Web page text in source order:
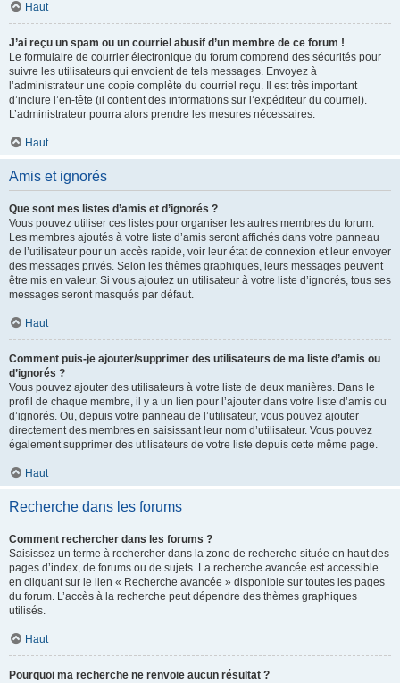
Haut
J’ai reçu un spam ou un courriel abusif d’un membre de ce forum !
Le formulaire de courrier électronique du forum comprend des sécurités pour
suivre les utilisateurs qui envoient de tels messages. Envoyez à
l’administrateur une copie complète du courriel reçu. Il est très important
d’inclure l’en-tête (il contient des informations sur l’expéditeur du courriel).
L’administrateur pourra alors prendre les mesures nécessaires.
Haut
Amis et ignorés
Que sont mes listes d’amis et d’ignorés ?
Vous pouvez utiliser ces listes pour organiser les autres membres du forum.
Les membres ajoutés à votre liste d’amis seront affichés dans votre panneau
de l’utilisateur pour un accès rapide, voir leur état de connexion et leur envoyer
des messages privés. Selon les thèmes graphiques, leurs messages peuvent
être mis en valeur. Si vous ajoutez un utilisateur à votre liste d’ignorés, tous ses
messages seront masqués par défaut.
Haut
Comment puis-je ajouter/supprimer des utilisateurs de ma liste d’amis ou
d’ignorés ?
Vous pouvez ajouter des utilisateurs à votre liste de deux manières. Dans le
profil de chaque membre, il y a un lien pour l’ajouter dans votre liste d’amis ou
d’ignorés. Ou, depuis votre panneau de l’utilisateur, vous pouvez ajouter
directement des membres en saisissant leur nom d’utilisateur. Vous pouvez
également supprimer des utilisateurs de votre liste depuis cette même page.
Haut
Recherche dans les forums
Comment rechercher dans les forums ?
Saisissez un terme à rechercher dans la zone de recherche située en haut des
pages d’index, de forums ou de sujets. La recherche avancée est accessible
en cliquant sur le lien « Recherche avancée » disponible sur toutes les pages
du forum. L’accès à la recherche peut dépendre des thèmes graphiques
utilisés.
Haut
Pourquoi ma recherche ne renvoie aucun résultat ?